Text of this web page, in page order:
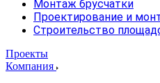
Монтаж брусчатки
Проектирование и
Строительство
Проекты
Компания